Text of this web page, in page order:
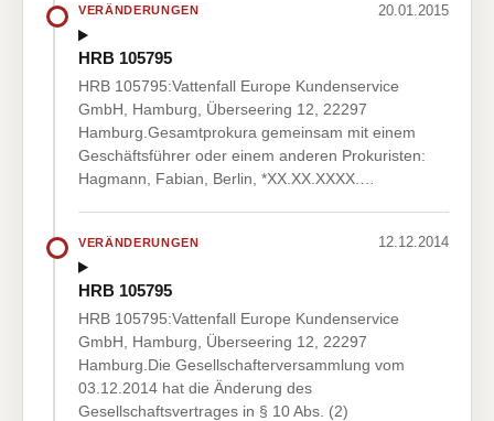
VERÄNDERUNGEN 20.01.2015
HRB 105795
HRB 105795:Vattenfall Europe Kundenservice
GmbH, Hamburg, Überseering 12, 22297
Hamburg.Gesamtprokura gemeinsam mit einem
Geschäftsführer oder einem anderen Prokuristen:
Hagmann, Fabian, Berlin, *XX.XX.XXXX.…
VERÄNDERUNGEN 12.12.2014
HRB 105795
HRB 105795:Vattenfall Europe Kundenservice
GmbH, Hamburg, Überseering 12, 22297
Hamburg.Die Gesellschafterversammlung vom
03.12.2014 hat die Änderung des
Gesellschaftsvertrages in § 10 Abs. (2)